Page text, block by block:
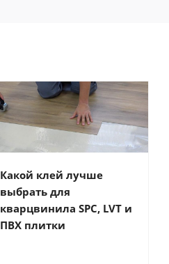
Какой клей лучше
выбрать для
кварцвинила SPC, LVT и
ПВХ плитки